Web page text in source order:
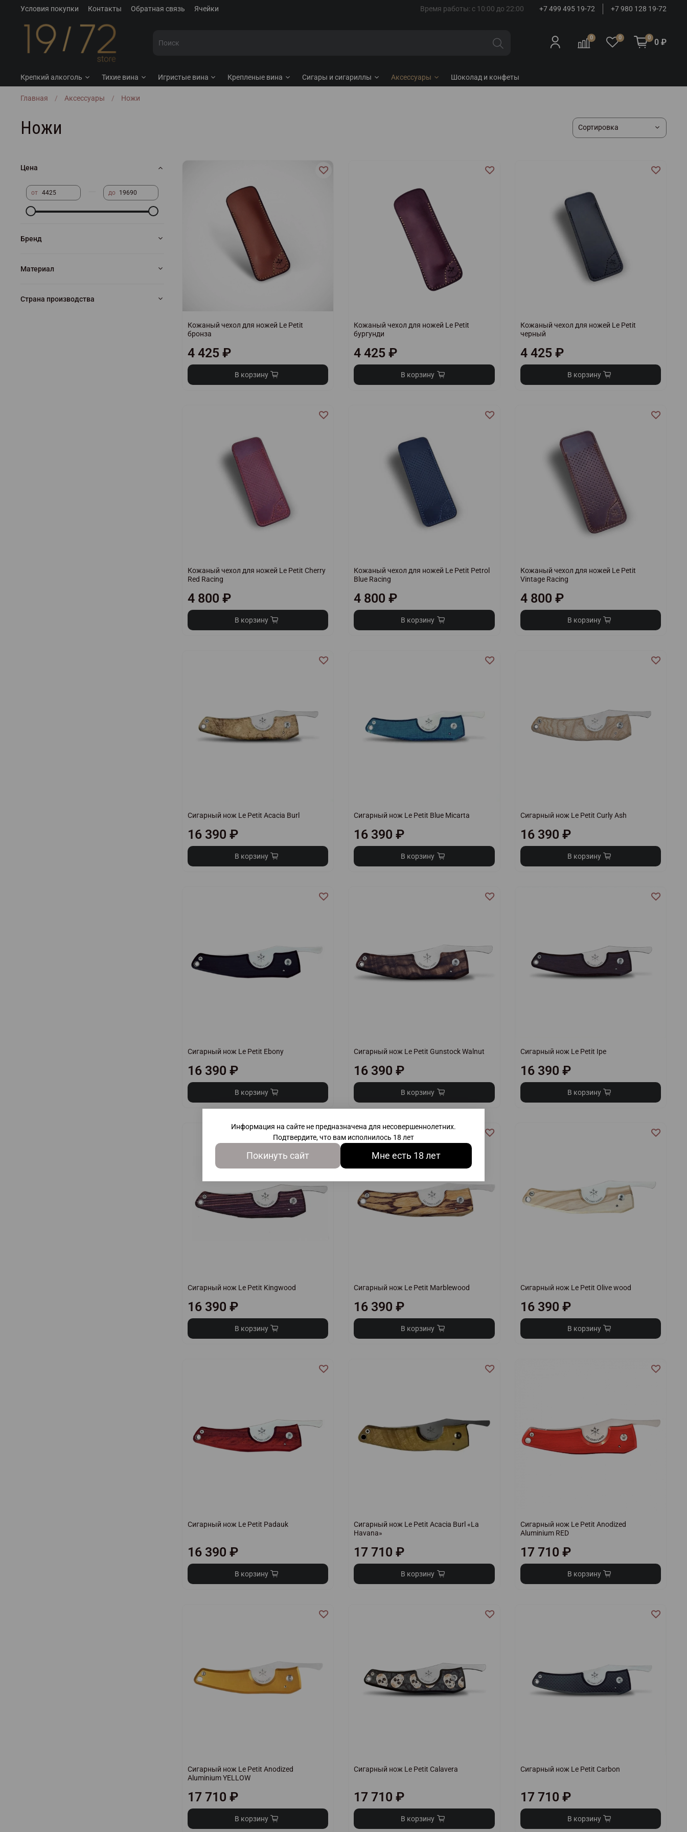
Условия покупки Контакты Обратная связь Ячейки Время работы: с 10:00 до 22:00 +7 499 495 19-72 +7 980 128 19-72
0 0 0 0 ₽
Крепкий алкоголь Тихие вина Игристые вина Крепленые вина Сигары и сигариллы Аксессуары Шоколад и конфеты
Главная Аксессуары Ножи
Ножи
Кожаный чехол для ножей Le Petit
бронза
4 425 ₽
В корзину
Кожаный чехол для ножей Le Petit
бургунди
4 425 ₽
В корзину
Кожаный чехол для ножей Le Petit
черный
4 425 ₽
В корзину
Кожаный чехол для ножей Le Petit Cherry
Red Racing
4 800 ₽
В корзину
Кожаный чехол для ножей Le Petit Petrol
Blue Racing
4 800 ₽
В корзину
Кожаный чехол для ножей Le Petit
Vintage Racing
4 800 ₽
В корзину
Сигарный нож Le Petit Acacia Burl
16 390 ₽
В корзину
Сигарный нож Le Petit Blue Micarta
16 390 ₽
В корзину
Сигарный нож Le Petit Curly Ash
16 390 ₽
В корзину
Сигарный нож Le Petit Ebony
16 390 ₽
В корзину
Сигарный нож Le Petit Gunstock Walnut
16 390 ₽
В корзину
Сигарный нож Le Petit Ipe
16 390 ₽
В корзину
Сигарный нож Le Petit Kingwood
16 390 ₽
В корзину
Сигарный нож Le Petit Marblewood
16 390 ₽
В корзину
Сигарный нож Le Petit Olive wood
16 390 ₽
В корзину
Сигарный нож Le Petit Padauk
16 390 ₽
В корзину
Сигарный нож Le Petit Acacia Burl «La
Havana»
17 710 ₽
В корзину
Сигарный нож Le Petit Anodized
Aluminium RED
17 710 ₽
В корзину
Сигарный нож Le Petit Anodized
Aluminium YELLOW
17 710 ₽
В корзину
Сигарный нож Le Petit Calavera
17 710 ₽
В корзину
Сигарный нож Le Petit Carbon
17 710 ₽
В корзину
Цена
от до
Бренд
Материал
Страна производства
Информация на сайте не предназначена для несовершеннолетних.
Подтвердите, что вам исполнилось 18 лет
Покинуть сайт Мне есть 18 лет